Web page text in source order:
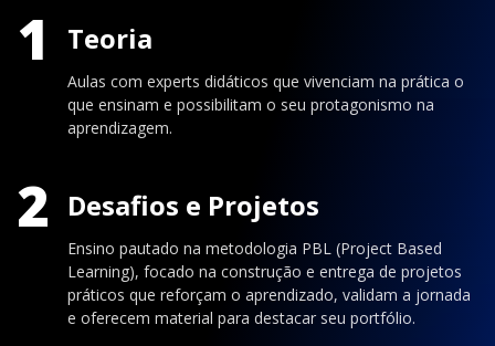
1 Teoria
Aulas com experts didáticos que vivenciam na prática o
que ensinam e possibilitam o seu protagonismo na
aprendizagem.
2 Desafios e Projetos
Ensino pautado na metodologia PBL (Project Based
Learning), focado na construção e entrega de projetos
práticos que reforçam o aprendizado, validam a jornada
e oferecem material para destacar seu portfólio.